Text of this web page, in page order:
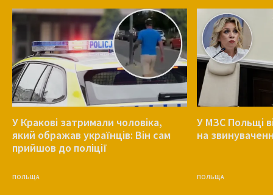
У Кракові затримали чоловіка,
який ображав українців: Він сам
прийшов до поліції
ПОЛЬЩА
У МЗС Польщі
на
ПОЛЬЩА